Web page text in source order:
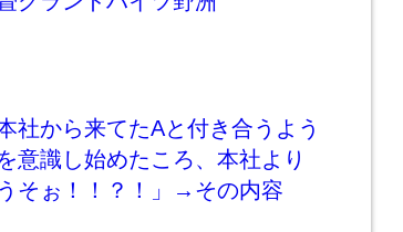
社から来てたAと付き合うよう
意識し始めたころ、本社より
そぉ！！？！」→その内容